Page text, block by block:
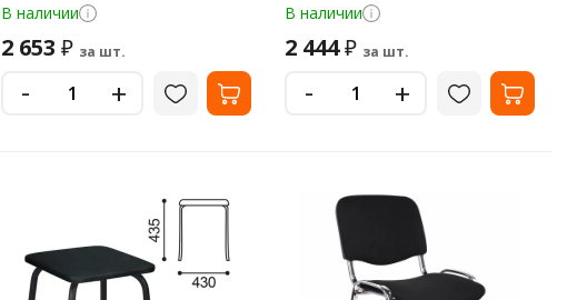
В наличии
2 653 ₽ за шт.
- +
В наличии
2 444₽ за шт.
- +